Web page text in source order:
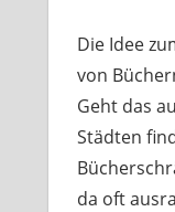
Die Idee
von
Geht das
Städten
da oft